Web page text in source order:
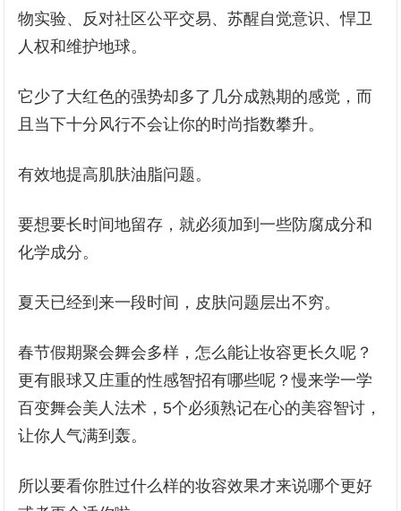
物实验、反对社区公平交易、苏醒自觉意识、悍卫
人权和维护地球。
它少了大红色的强势却多了几分成熟期的感觉，而
且当下十分风行不会让你的时尚指数攀升。
有效地提高肌肤油脂问题。
要想要长时间地留存，就必须加到一些防腐成分和
化学成分。
夏天已经到来一段时间，皮肤问题层出不穷。
春节假期聚会舞会多样，怎么能让妆容更长久呢？
更有眼球又庄重的性感智招有哪些呢？慢来学一学
百变舞会美人法术，5个必须熟记在心的美容智讨，
让你人气满到轰。
所以要看你胜过什么样的妆容效果才来说哪个更好